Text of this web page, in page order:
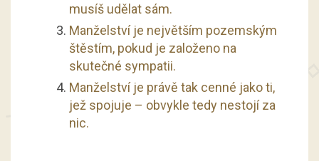
musíš udělat sám.
Manželství je největším pozemským
štěstím, pokud je založeno na
skutečné sympatii.
Manželství je právě tak cenné jako ti,
jež spojuje – obvykle tedy nestojí za
nic.